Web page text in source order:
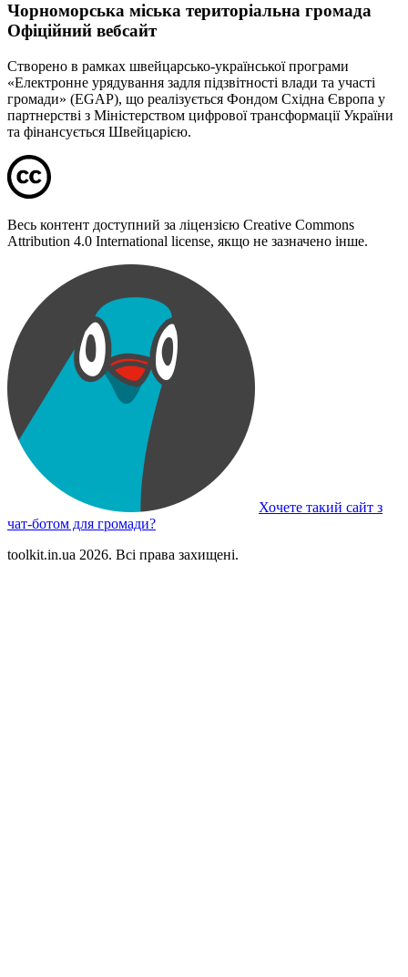
Чорноморська міська територіальна громада
Офіційний вебсайт
Створено в рамках швейцарсько-української програми
«Електронне урядування задля підзвітності влади та участі
громади» (EGAP), що реалізується Фондом Східна Європа у
партнерстві з Міністерством цифрової трансформації України
та фінансується Швейцарією.
Весь контент доступний за ліцензією Creative Commons
Attribution 4.0 International license, якщо не зазначено інше.
Хочете такий сайт з
чат-ботом для громади?
toolkit.in.ua 2026. Всі права захищені.